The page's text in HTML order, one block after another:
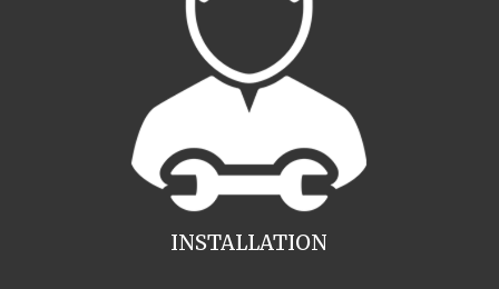
INSTALLATION